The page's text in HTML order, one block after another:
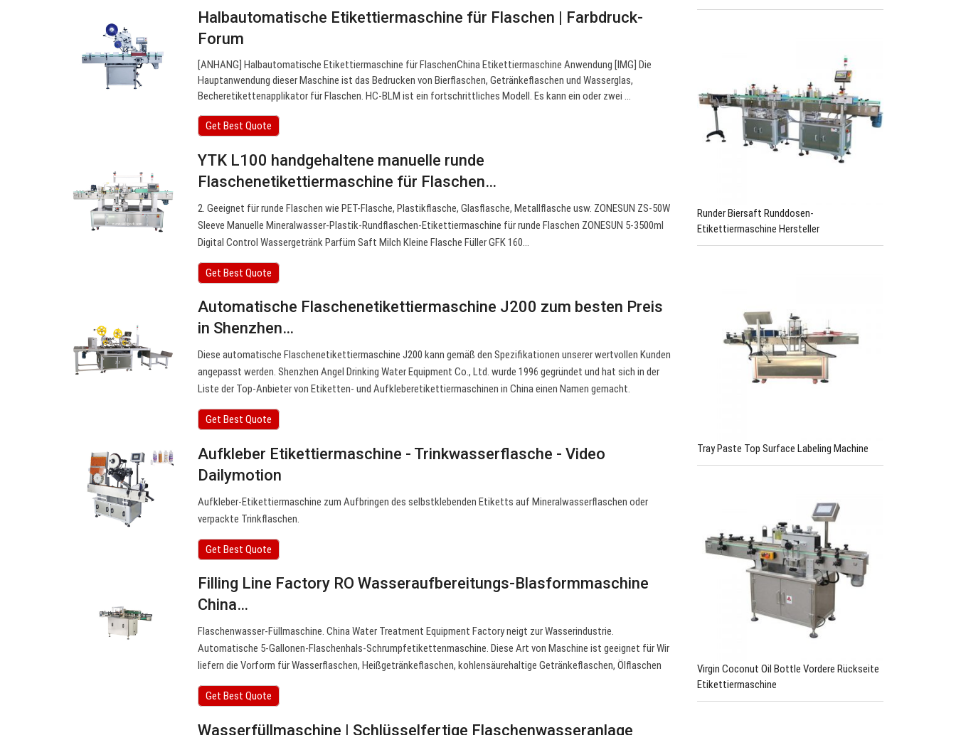
Halbautomatische Etikettiermaschine für Flaschen | Farbdruck-
Forum
[ANHANG] Halbautomatische Etikettiermaschine für FlaschenChina Etikettiermaschine Anwendung [IMG] Die
Hauptanwendung dieser Maschine ist das Bedrucken von Bierflaschen, Getränkeflaschen und Wasserglas,
Becheretikettenapplikator für Flaschen. HC-BLM ist ein fortschrittliches Modell. Es kann ein oder zwei …
Get Best Quote
YTK L100 handgehaltene manuelle runde
Flaschenetikettiermaschine für Flaschen…
2. Geeignet für runde Flaschen wie PET-Flasche, Plastikflasche, Glasflasche, Metallflasche usw. ZONESUN ZS-50W
Sleeve Manuelle Mineralwasser-Plastik-Rundflaschen-Etikettiermaschine für runde Flaschen ZONESUN 5-3500ml
Digital Control Wassergetränk Parfüm Saft Milch Kleine Flasche Füller GFK 160…
Get Best Quote
Automatische Flaschenetikettiermaschine J200 zum besten Preis
in Shenzhen…
Diese automatische Flaschenetikettiermaschine J200 kann gemäß den Spezifikationen unserer wertvollen Kunden
angepasst werden. Shenzhen Angel Drinking Water Equipment Co., Ltd. wurde 1996 gegründet und hat sich in der
Liste der Top-Anbieter von Etiketten- und Aufkleberetikettiermaschinen in China einen Namen gemacht.
Get Best Quote
Aufkleber Etikettiermaschine - Trinkwasserflasche - Video
Dailymotion
Aufkleber-Etikettiermaschine zum Aufbringen des selbstklebenden Etiketts auf Mineralwasserflaschen oder
verpackte Trinkflaschen.
Get Best Quote
Filling Line Factory RO Wasseraufbereitungs-Blasformmaschine
China…
Flaschenwasser-Füllmaschine. China Water Treatment Equipment Factory neigt zur Wasserindustrie.
Automatische 5-Gallonen-Flaschenhals-Schrumpfetikettenmaschine. Diese Art von Maschine ist geeignet für Wir
liefern die Vorform für Wasserflaschen, Heißgetränkeflaschen, kohlensäurehaltige Getränkeflaschen, Ölflaschen
Get Best Quote
Wasserfüllmaschine | Schlüsselfertige Flaschenwasseranlage
Runder Biersaft Runddosen-
Etikettiermaschine Hersteller
Tray Paste Top Surface Labeling Machine
Virgin Coconut Oil Bottle Vordere Rückseite
Etikettiermaschine